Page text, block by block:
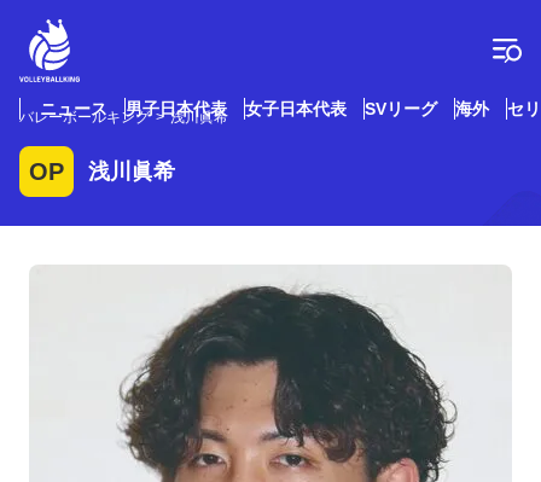
プ
ニュース 男子日本代表 女子日本代表 SVリーグ 海外 セ
バレーボールキング 浅川眞希
OP 浅川眞希